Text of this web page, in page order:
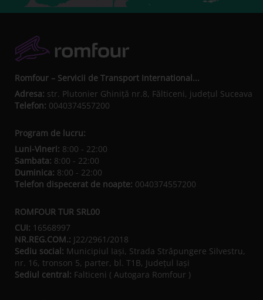
Romfour – Servicii de Transport International...
Adresa: str. Plutonier Ghiniţă nr.8, Fălticeni, judeţul Suceava
Telefon: 0040374557200
Program de lucru:
Luni-Vineri: 8:00 - 22:00
Sambata: 8:00 - 22:00
Duminica: 8:00 - 22:00
Telefon dispecerat de noapte: 0040374557200
ROMFOUR TUR SRL00
CUI: 16568997
NR.REG.COM.: J22/2961/2018
Sediu social: Municipiul Iaşi, Strada Străpungere Silvestru,
nr. 16, tronson 5, parter, bl. T1B, Județul Iaşi
Sediul central: Falticeni ( Autogara Romfour )